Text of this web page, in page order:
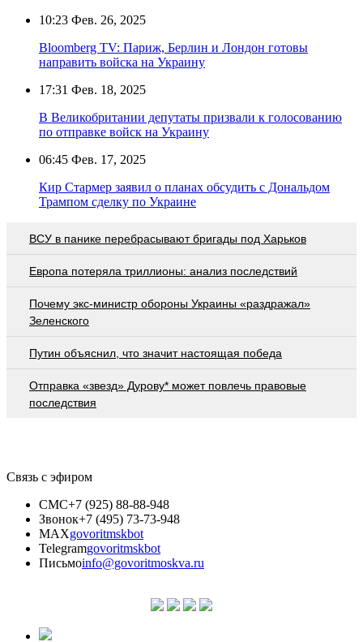
10:23 Фев. 26, 2025
Bloomberg TV: Париж, Берлин и Лондон готовы
направить войска на Украину
17:31 Фев. 18, 2025
В Великобритании депутаты призвали к голосованию
по отправке войск на Украину
06:45 Фев. 17, 2025
Кир Стармер заявил о планах обсудить с Дональдом
Трампом сделку по Украине
ВСУ в панике перебрасывают бригады под Харьков
Европа потеряла триллионы: анализ последствий
Почему экс-министр обороны Украины «раздражал»
Зеленского
Путин объяснил, что значит настоящая победа
Отправка «звезд» Дурову* может повлечь правовые
последствия
Связь с эфиром
СМС+7 (925) 88-88-948
Звонок+7 (495) 73-73-948
MAXgovoritmskbot
Telegramgovoritmskbot
Письмоinfo@govoritmoskva.ru